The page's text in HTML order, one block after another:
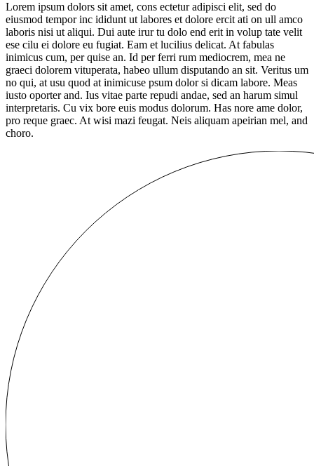
Lorem ipsum dolors sit amet, cons ectetur adipisci elit, sed do
eiusmod tempor inc ididunt ut labores et dolore ercit ati on ull amco
laboris nisi ut aliqui. Dui aute irur tu dolo end erit in volup tate velit
ese cilu ei dolore eu fugiat. Eam et lucilius delicat. At fabulas
inimicus cum, per quise an. Id per ferri rum mediocrem, mea ne
graeci dolorem vituperata, habeo ullum disputando an sit. Veritus um
no qui, at usu quod at inimicuse psum dolor si dicam labore. Meas
iusto oporter and. Ius vitae parte repudi andae, sed an harum simul
interpretaris. Cu vix bore euis modus dolorum. Has nore ame dolor,
pro reque graec. At wisi mazi feugat. Neis aliquam apeirian mel, and
choro.